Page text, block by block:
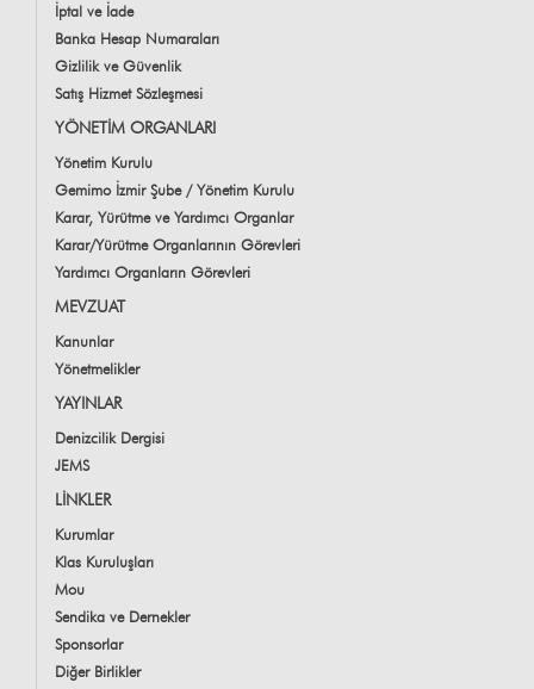
İptal ve İade
Banka Hesap Numaraları
Gizlilik ve Güvenlik
Satış Hizmet Sözleşmesi
YÖNETİM ORGANLARI
Yönetim Kurulu
Gemimo İzmir Şube / Yönetim Kurulu
Karar, Yürütme ve Yardımcı Organlar
Karar/Yürütme Organlarının Görevleri
Yardımcı Organların Görevleri
MEVZUAT
Kanunlar
Yönetmelikler
YAYINLAR
Denizcilik Dergisi
JEMS
LİNKLER
Kurumlar
Klas Kuruluşları
Mou
Sendika ve Dernekler
Sponsorlar
Diğer Birlikler